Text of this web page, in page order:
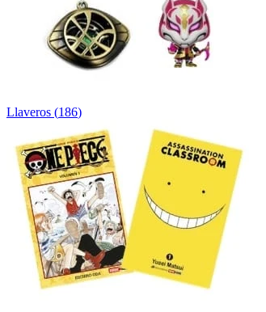
Llaveros (186)